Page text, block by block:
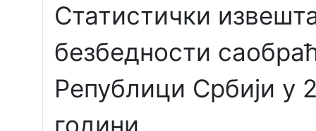
Статистички
безбедности
Републици Србији у